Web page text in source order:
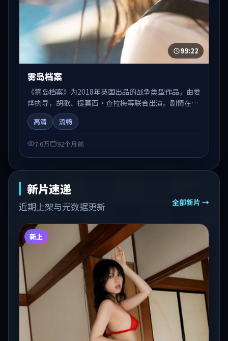
99:22
雾岛档案
《雾岛档案》为2018年英国出品的战争类型作品，由娄
烨执导，胡歌、提莫西·查拉梅等联合出演。剧情在人
物弧光与节奏推进中展开，兼具叙事张力与视听质感。
可与站内国产剧、电影、综艺片单交叉检索，便于「国
高清 流畅
7.6万 92个月前
新片速递
近期上架与元数据更新 全部新片 →
新上